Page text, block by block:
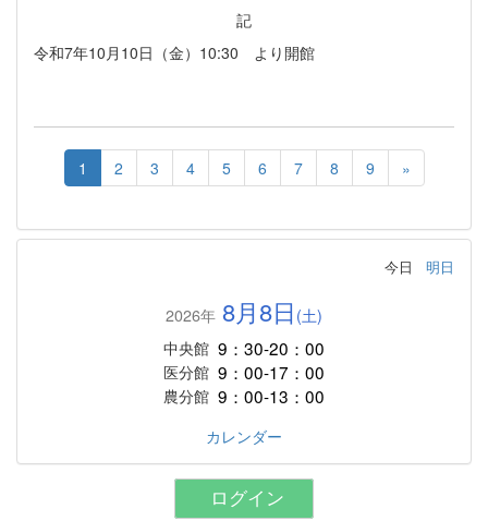
記
令和7年10月10日（金）10:30 より開館
1 2 3 4 5 6 7 8 9 »
今日 明日
2026年 8月8日 (土)
中央館 9：30-20：00
医分館 9：00-17：00
農分館 9：00-13：00
カレンダー
ログイン